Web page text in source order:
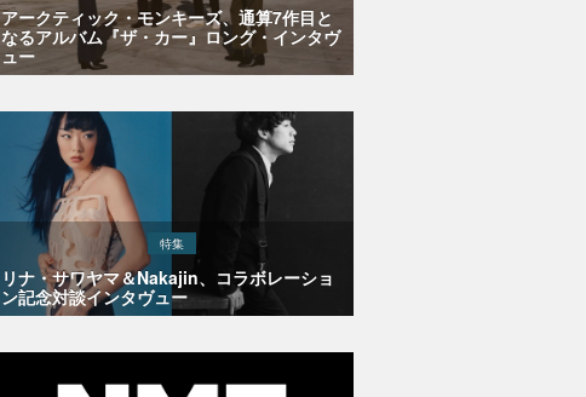
アークティック・モンキーズ、通算7作目と
なるアルバム『ザ・カー』ロング・インタヴ
ュー
特集
リナ・サワヤマ＆Nakajin、コラボレーショ
ン記念対談インタヴュー